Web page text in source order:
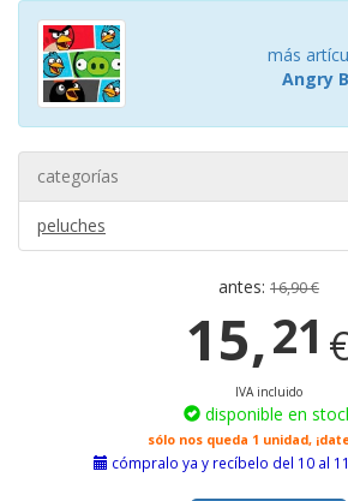
más
Angry
categorías
peluches
antes: 16,90 €
15,21
IVA incluido
disponible en
sólo nos queda 1 unidad,
cómpralo ya y recíbelo del 10 al